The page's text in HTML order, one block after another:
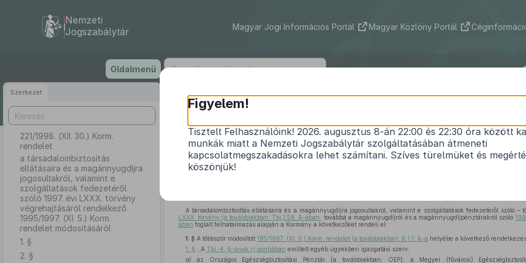
tartalomra
Nemzeti
Jogszabálytár
Magyar Jogi Információs Portál Magyar Közlöny Portál
Oldalmenü
Szerkezet
221/1998. (XII. 30.) Korm.
rendelet
a társadalombiztosítás
ellátásaira és a magánnyugdíjra
jogosultakról, valamint e
szolgáltatások fedezetéről
szóló 1997. évi LXXX. törvény
végrehajtásáról rendelkező
1995/1997. (XI. 5.) Korm.
rendelet módosításáról
1. §
2. §
221/1998. (XII. 30.) Korm. rendelet
a társadalombiztosítás ellátásaira és a magánnyugdíjra
szolgáltatások fedezetéről szóló1997. évi LXXX. törvény
rendelkező
A társadalombiztosítás ellátásaira és a magánnyugdíjra jogosultakról, valamint e szolgáltatások fedezetéről szóló –
LXXX. törvény (a továbbiakban: Tbj.) 58. §-ában
, továbbá a magánnyugdíjról és a magánnyugdíjpénztárakról szóló
ában foglalt felhatalmazás alapján a Kormány a következőket rendeli el:
1. § A többször módosított 195/1997. (XI. 5.) Korm. rendelet (a továbbiakban: R.) 1. §-a helyébe a következő
1. § ,,A Tbj. 4. §-ának r) pontjában említett egyéb ügyekben igazgatási szerv:
a) az Országos Egészségbiztosítási Pénztár (a továbbiakban: OEP), a Megyei (fővárosi)
Figyelem!
Tisztelt Felhasználóink! 2026. augusztus 8-án 22:00 és 22:30 óra között
munkák miatt a Nemzeti Jogszabálytár szolgáltatásában átmeneti
kapcsolatmegszakadásokra lehet számítani. Szíves türelmüket és
köszönjük!